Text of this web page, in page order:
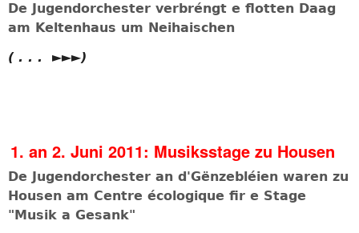
De Jugendorchester verbréngt e flotten Daag
am Keltenhaus um Neihaischen
( . . . ►►►)
1. an 2. Juni 2011: Musiksstage zu Housen
De Jugendorchester an d'Gënzebléien waren zu
Housen am Centre écologique fir e Stage
"Musik a Gesank"